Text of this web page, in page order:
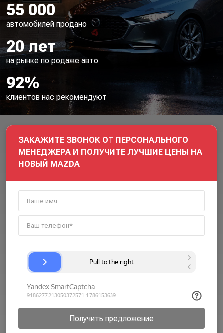
ЗАКАЖИТЕ ЗВОНОК ОТ ПЕРСОНАЛЬНОГО
МЕНЕДЖЕРА И ПОЛУЧИТЕ ЛУЧШИЕ ЦЕНЫ НА
НОВЫЙ MAZDA
Получить предложение
55 000
автомобилей продано
20 лет
на рынке по родаже авто
92%
клиентов нас рекомендуют